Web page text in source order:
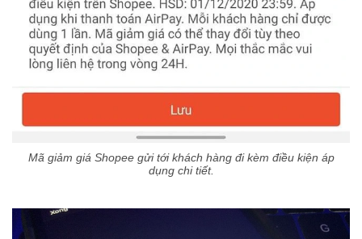
Mã giảm giá Shopee gửi tới khách hàng đi kèm điều kiện áp
dụng chi tiết.